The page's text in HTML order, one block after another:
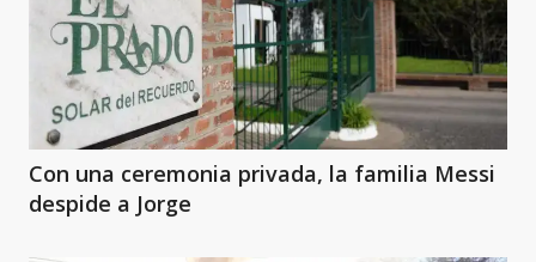
Con una ceremonia privada, la familia Messi
despide a Jorge